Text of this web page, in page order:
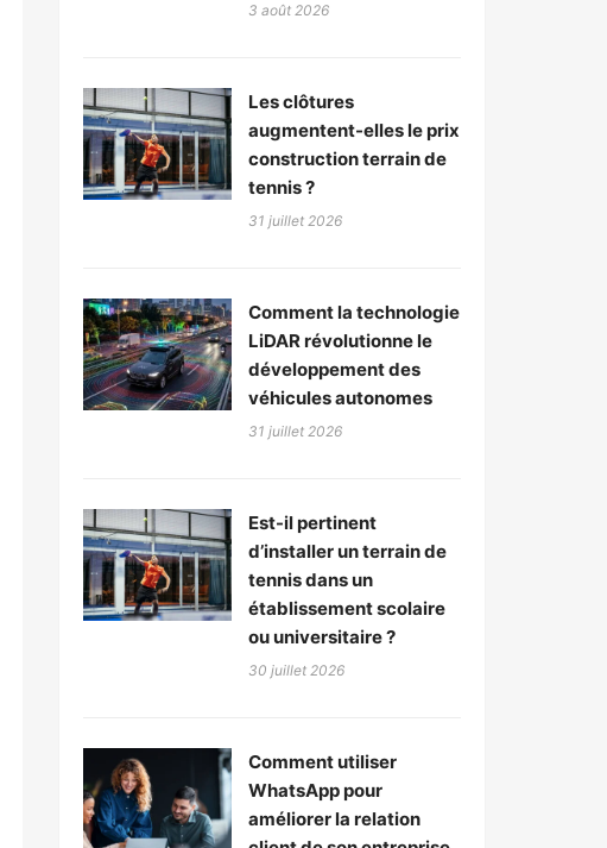
3 août 2026
Les clôtures
augmentent-elles le prix
construction terrain de
tennis ?
31 juillet 2026
Comment la technologie
LiDAR révolutionne le
développement des
véhicules autonomes
31 juillet 2026
Est-il pertinent
d’installer un terrain de
tennis dans un
établissement scolaire
ou universitaire ?
30 juillet 2026
Comment utiliser
WhatsApp pour
améliorer la relation